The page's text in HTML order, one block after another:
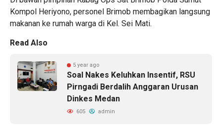
Kompol Heriyono, personel Brimob membagikan langsung
makanan ke rumah warga di Kel. Sei Mati.
Read Also
5 year ago
Soal Nakes Keluhkan Insentif, RSU
Pirngadi Berdalih Anggaran Urusan
Dinkes Medan
605 admin